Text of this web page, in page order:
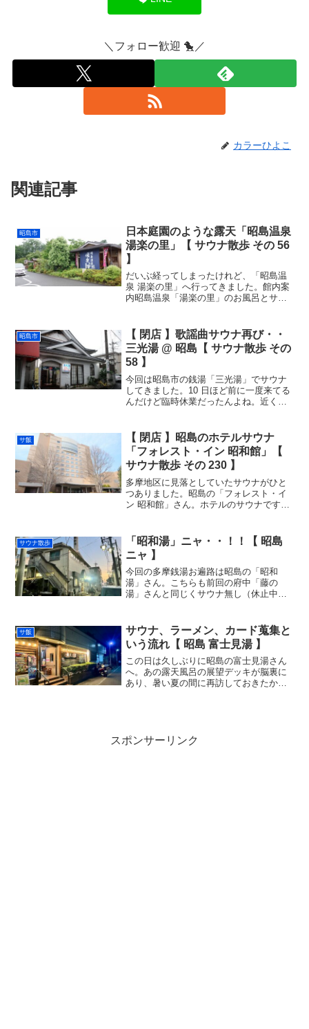
＼フォロー歓迎 🐤／
カラーひよこ
関連記事
昭島市
日本庭園のような露天「昭島温泉
湯楽の里」【 サウナ散歩 その 56
】
だいぶ経ってしまったけれど、「昭島温
泉 湯楽の里」へ行ってきました。館内案
内昭島温泉「湯楽の里」のお風呂とサウ
銭湯は和風スタイルが多いけれど、その
中でも「湯楽の里」は特...
昭島市
【 閉店 】歌謡曲サウナ再び・・
三光湯 @ 昭島【 サウナ散歩 その
58 】
今回は昭島市の銭湯「三光湯」でサウナ
してきました。10 日ほど前に一度来てる
んだけど臨時休業だったんよね。近くの
目で、ほとんど立川駅エリアだったの
で、この日のアフター・...
サ飯
【 閉店 】昭島のホテルサウナ
「フォレスト・イン 昭和館」【
サウナ散歩 その 230 】
多摩地区に見落としていたサウナがひと
つありました。昭島の「フォレスト・イ
ン 昭和館」さん。ホテルのサウナです
もコンプリートしなければならんので
す。。宿泊者以外の...
サウナ散歩
「昭和湯」ニャ・・！！【 昭島
ニャ 】
今回の多摩銭湯お遍路は昭島の「昭和
湯」さん。こちらも前回の府中「藤の
湯」さんと同じくサウナ無し（休止中）
れている「富士見湯」さんだけかと思っ
てました。。最寄り駅の東中神...
サ飯
サウナ、ラーメン、カード蒐集と
いう流れ【 昭島 富士見湯 】
この日は久しぶりに昭島の富士見湯さん
へ。あの露天風呂の展望デッキが脳裏に
あり、暑い夏の間に再訪しておきたかっ
スポンサーリンク